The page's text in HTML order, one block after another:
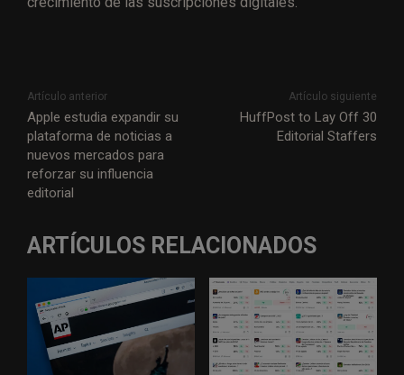
Artículo anterior
Apple estudia expandir su
plataforma de noticias a
nuevos mercados para
reforzar su influencia
editorial
Artículo siguiente
HuffPost to Lay Off 30
Editorial Staffers
ARTÍCULOS RELACIONADOS